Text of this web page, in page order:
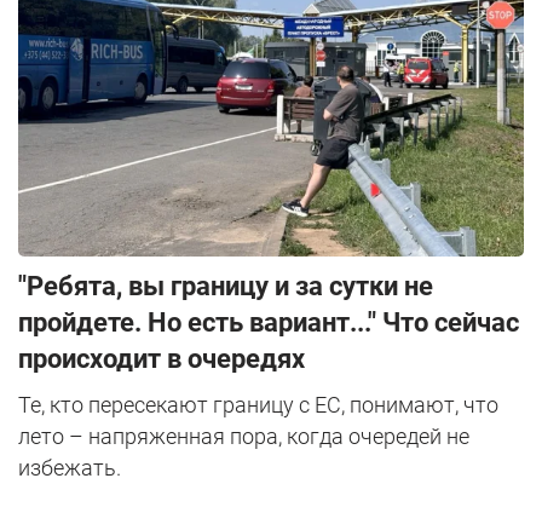
"Ребята, вы границу и за сутки не
пройдете. Но есть вариант..." Что сейчас
происходит в очередях
Те, кто пересекают границу с ЕС, понимают, что
лето – напряженная пора, когда очередей не
избежать.